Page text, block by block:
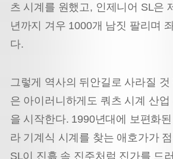
츠 시계를 원했고, 인제니어 SL은
년까지 겨우 1000개 남짓 팔리며
다.
그렇게 역사의 뒤안길로 사라질
은 아이러니하게도 쿼츠 시계 산
을 시작한다. 1990년대에 보편화
라 기계식 시계를 찾는 애호가가
SL이 진흙 속 진주처럼 진가를 드